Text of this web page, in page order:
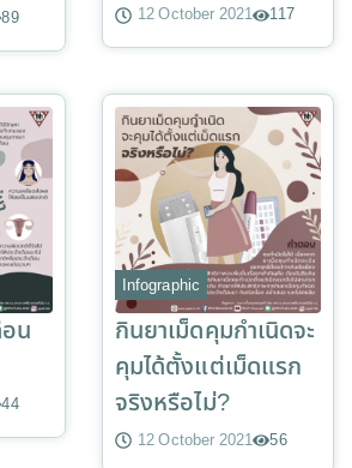
89 12 October 2021 117
น
44
Infographic
กินยาเม็ดคุมกำเนิดจะ
คุมได้ตั้งแต่เม็ดแรก
จริงหรือไม่?
12 October 2021 56